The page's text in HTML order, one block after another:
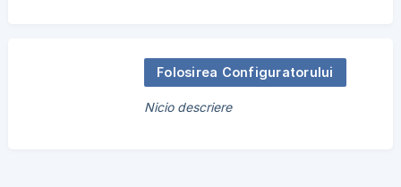
Folosirea Configuratorului
Nicio descriere